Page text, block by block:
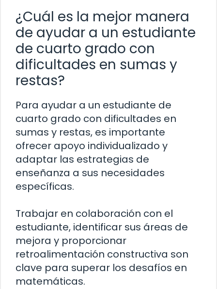
¿Cuál es la mejor manera
de ayudar a un estudiante
de cuarto grado con
dificultades en sumas y
restas?
Para ayudar a un estudiante de
cuarto grado con dificultades en
sumas y restas, es importante
ofrecer apoyo individualizado y
adaptar las estrategias de
enseñanza a sus necesidades
específicas.
Trabajar en colaboración con el
estudiante, identificar sus áreas de
mejora y proporcionar
retroalimentación constructiva son
clave para superar los desafíos en
matemáticas.